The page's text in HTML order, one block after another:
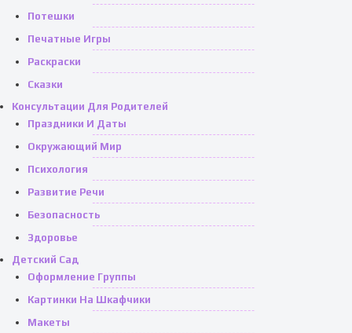
Потешки
Печатные Игры
Раскраски
Сказки
Консультации Для Родителей
Праздники И Даты
Окружающий Мир
Психология
Развитие Речи
Безопасность
Здоровье
Детский Сад
Оформление Группы
Картинки На Шкафчики
Макеты